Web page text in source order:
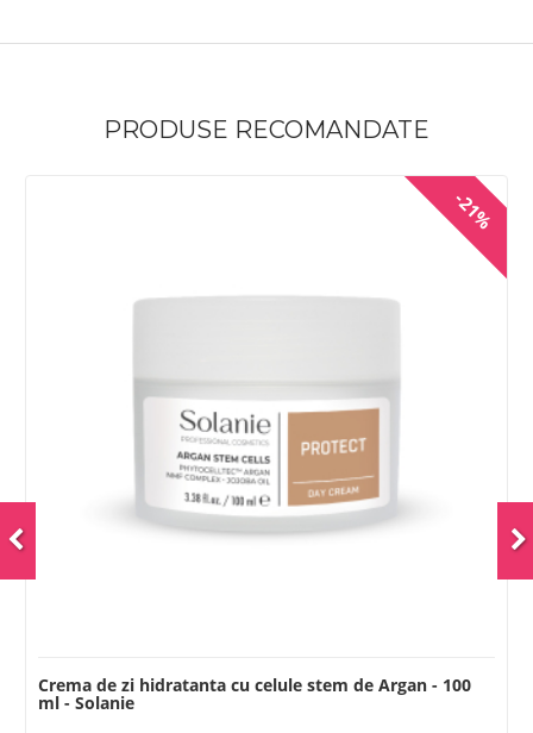
PRODUSE RECOMANDATE
-21%
Crema de zi hidratanta cu celule stem de Argan - 100
ml - Solanie